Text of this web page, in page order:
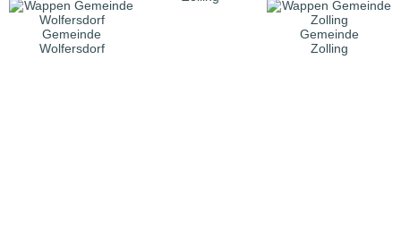
Gemeinde
Wolfersdorf
Gemeinde
Zolling